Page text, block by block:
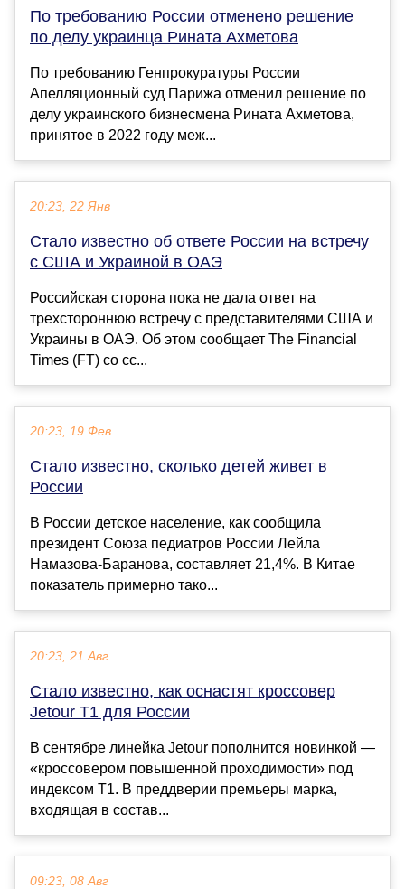
По требованию России отменено решение
по делу украинца Рината Ахметова
По требованию Генпрокуратуры России
Апелляционный суд Парижа отменил решение по
делу украинского бизнесмена Рината Ахметова,
принятое в 2022 году меж...
20:23, 22 Янв
Стало известно об ответе России на встречу
с США и Украиной в ОАЭ
Российская сторона пока не дала ответ на
трехстороннюю встречу с представителями США и
Украины в ОАЭ. Об этом сообщает The Financial
Times (FT) со сс...
20:23, 19 Фев
Стало известно, сколько детей живет в
России
В России детское население, как сообщила
президент Союза педиатров России Лейла
Намазова-Баранова, составляет 21,4%. В Китае
показатель примерно тако...
20:23, 21 Авг
Стало известно, как оснастят кроссовер
Jetour T1 для России
В сентябре линейка Jetour пополнится новинкой —
«кроссовером повышенной проходимости» под
индексом T1. В преддверии премьеры марка,
входящая в состав...
09:23, 08 Авг